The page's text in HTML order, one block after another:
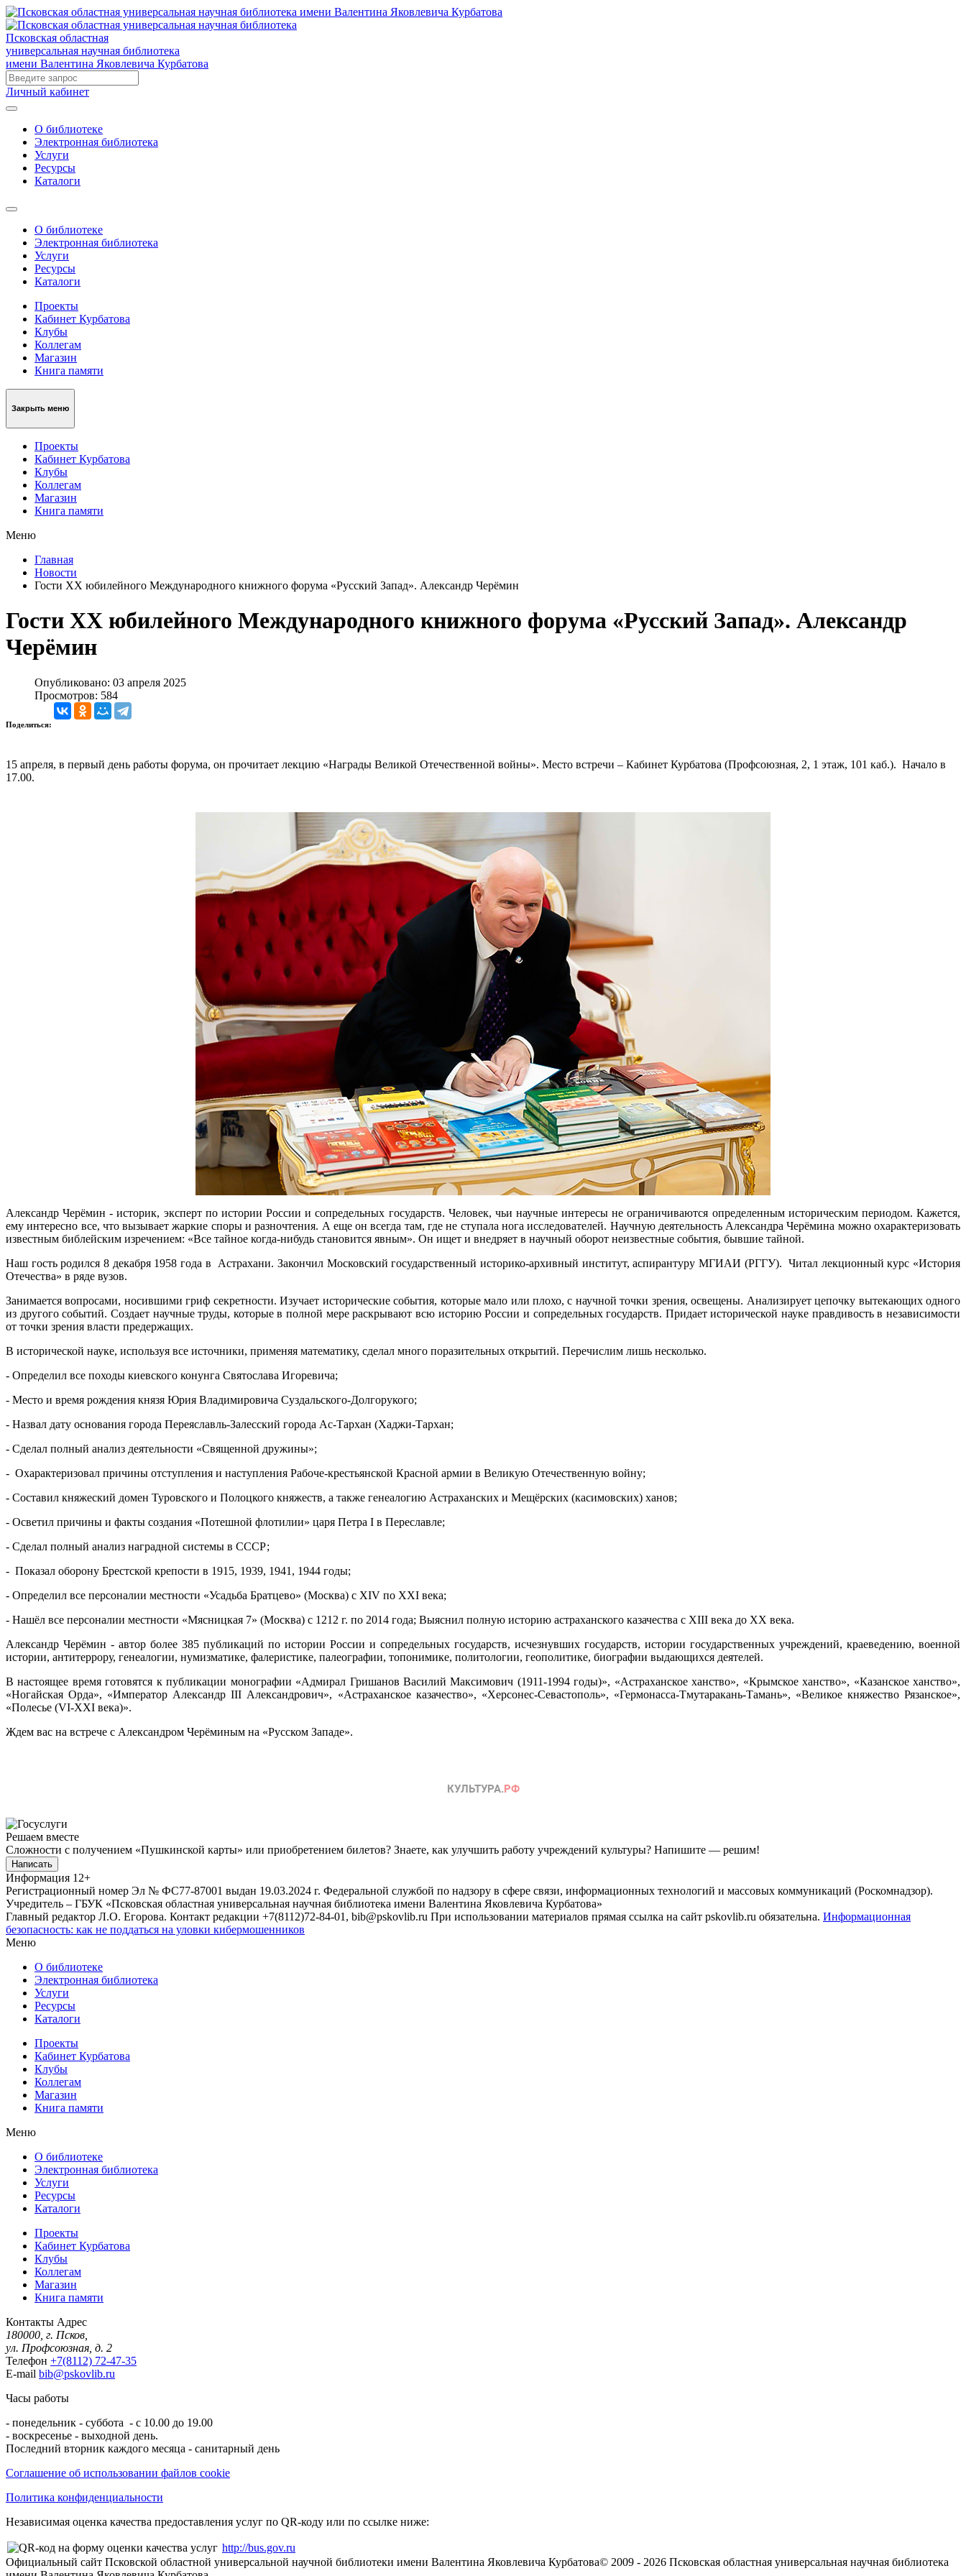
Псковская областная
универсальная научная библиотека
имени Валентина Яковлевича Курбатова
Личный кабинет
О библиотеке
Электронная библиотека
Услуги
Ресурсы
Каталоги
О библиотеке
Электронная библиотека
Услуги
Ресурсы
Каталоги
Проекты
Кабинет Курбатова
Клубы
Коллегам
Магазин
Книга памяти
Закрыть меню
Проекты
Кабинет Курбатова
Клубы
Коллегам
Магазин
Книга памяти
Меню
Главная
Новости
Гости ХХ юбилейного Международного книжного форума «Русский Запад». Александр Черёмин
Гости ХХ юбилейного Международного книжного форума «Русский Запад». Александр
Черёмин
Опубликовано: 03 апреля 2025
Просмотров: 584
Поделиться:
15 апреля, в первый день работы форума, он прочитает лекцию «Награды Великой Отечественной войны». Место встречи – Кабинет Курбатова (Профсоюзная, 2, 1 этаж, 101 каб.). Начало в
17.00.
Александр Черёмин - историк, эксперт по истории России и сопредельных государств. Человек, чьи научные интересы не ограничиваются определенным историческим периодом. Кажется,
ему интересно все, что вызывает жаркие споры и разночтения. А еще он всегда там, где не ступала нога исследователей. Научную деятельность Александра Черёмина можно охарактеризовать
известным библейским изречением: «Все тайное когда-нибудь становится явным». Он ищет и внедряет в научный оборот неизвестные события, бывшие тайной.
Наш гость родился 8 декабря 1958 года в Астрахани. Закончил Московский государственный историко-архивный институт, аспирантуру МГИАИ (РГГУ). Читал лекционный курс «История
Отечества» в ряде вузов.
Занимается вопросами, носившими гриф секретности. Изучает исторические события, которые мало или плохо, с научной точки зрения, освещены. Анализирует цепочку вытекающих одного
из другого событий. Создает научные труды, которые в полной мере раскрывают всю историю России и сопредельных государств. Придает исторической науке правдивость в независимости
от точки зрения власти предержащих.
В исторической науке, используя все источники, применяя математику, сделал много поразительных открытий. Перечислим лишь несколько.
- Определил все походы киевского конунга Святослава Игоревича;
- Место и время рождения князя Юрия Владимировича Суздальского-Долгорукого;
- Назвал дату основания города Переяславль-Залесский города Ас-Тархан (Хаджи-Тархан;
- Сделал полный анализ деятельности «Священной дружины»;
- Охарактеризовал причины отступления и наступления Рабоче-крестьянской Красной армии в Великую Отечественную войну;
- Составил княжеский домен Туровского и Полоцкого княжеств, а также генеалогию Астраханских и Мещёрских (касимовских) ханов;
- Осветил причины и факты создания «Потешной флотилии» царя Петра I в Переславле;
- Сделал полный анализ наградной системы в СССР;
- Показал оборону Брестской крепости в 1915, 1939, 1941, 1944 годы;
- Определил все персоналии местности «Усадьба Братцево» (Москва) с XIV по XXI века;
- Нашёл все персоналии местности «Мясницкая 7» (Москва) с 1212 г. по 2014 года; Выяснил полную историю астраханского казачества с XIII века до XX века.
Александр Черёмин - автор более 385 публикаций по истории России и сопредельных государств, исчезнувших государств, истории государственных учреждений, краеведению, военной
истории, антитеррору, генеалогии, нумизматике, фалеристике, палеографии, топонимике, политологии, геополитике, биографии выдающихся деятелей.
В настоящее время готовятся к публикации монографии «Адмирал Гришанов Василий Максимович (1911-1994 годы)», «Астраханское ханство», «Крымское ханство», «Казанское ханство»,
«Ногайская Орда», «Император Александр III Александрович», «Астраханское казачество», «Херсонес-Севастополь», «Гермонасса-Тмутаракань-Тамань», «Великое княжество Рязанское»,
«Полесье (VI-XXI века)».
Ждем вас на встрече с Александром Черёминым на «Русском Западе».
Решаем вместе
Сложности с получением «Пушкинской карты» или приобретением билетов? Знаете, как улучшить работу учреждений культуры? Напишите — решим!
Написать
Информация 12+
Регистрационный номер Эл № ФС77-87001 выдан 19.03.2024 г. Федеральной службой по надзору в сфере связи, информационных технологий и массовых коммуникаций (Роскомнадзор).
Учредитель – ГБУК «Псковская областная универсальная научная библиотека имени Валентина Яковлевича Курбатова»
Главный редактор Л.О. Егорова. Контакт редакции +7(8112)72-84-01, bib@pskovlib.ru При использовании материалов прямая ссылка на сайт pskovlib.ru обязательна. Информационная
безопасность: как не поддаться на уловки кибермошенников
Меню
О библиотеке
Электронная библиотека
Услуги
Ресурсы
Каталоги
Проекты
Кабинет Курбатова
Клубы
Коллегам
Магазин
Книга памяти
Меню
О библиотеке
Электронная библиотека
Услуги
Ресурсы
Каталоги
Проекты
Кабинет Курбатова
Клубы
Коллегам
Магазин
Книга памяти
Контакты Адрес
180000, г. Псков,
ул. Профсоюзная, д. 2
Телефон +7(8112) 72-47-35
E-mail bib@pskovlib.ru
Часы работы
- понедельник - суббота - с 10.00 до 19.00
- воскресенье - выходной день.
Последний вторник каждого месяца - санитарный день
Соглашение об использовании файлов cookie
Политика конфиденциальности
Независимая оценка качества предоставления услуг по QR-коду или по ссылке ниже:
http://bus.gov.ru
Официальный сайт Псковской областной универсальной научной библиотеки имени Валентина Яковлевича Курбатова© 2009 - 2026 Псковская областная универсальная научная библиотека